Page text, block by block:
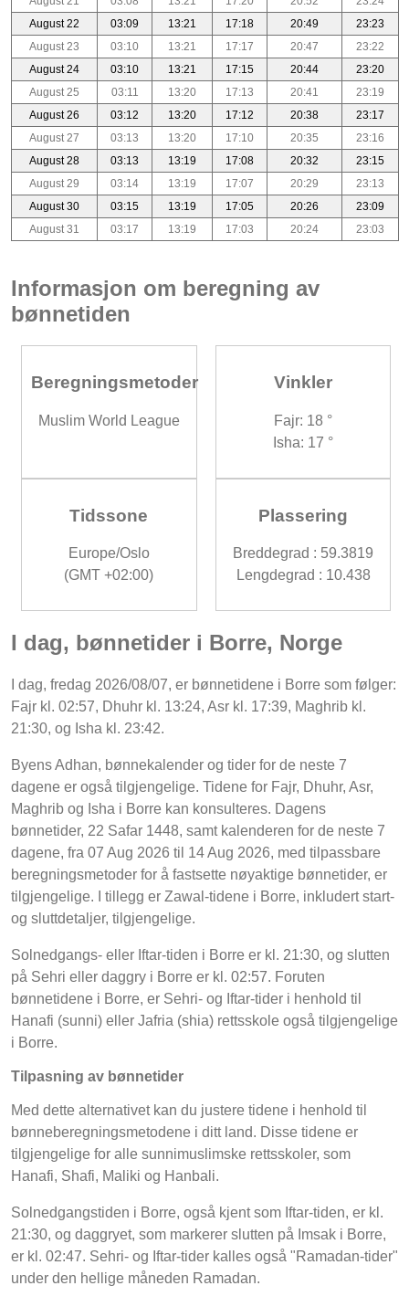
August 22
03:09 13:21 17:18 20:49
23:23
August 23
03:10 13:21 17:17 20:47
23:22
August 24
03:10 13:21 17:15 20:44
23:20
August 25
03:11 13:20 17:13 20:41
23:19
August 26
03:12 13:20 17:12 20:38
23:17
August 27
03:13 13:20 17:10 20:35
23:16
August 28
03:13 13:19 17:08 20:32
23:15
August 29
03:14 13:19 17:07 20:29
23:13
August 30
03:15 13:19 17:05 20:26
23:09
August 31
03:17 13:19 17:03 20:24 23:03
Informasjon om beregning av
bønnetiden
Beregningsmetoder
Muslim World League
Vinkler
Fajr: 18 °
Isha: 17 °
Tidssone
Europe/Oslo
(GMT +02:00)
Plassering
Breddegrad : 59.3819
Lengdegrad : 10.438
I dag, bønnetider i Borre, Norge
I dag, fredag 2026/08/07, er bønnetidene i Borre som følger:
Fajr kl. 02:57, Dhuhr kl. 13:24, Asr kl. 17:39, Maghrib kl.
21:30, og Isha kl. 23:42.
Byens Adhan, bønnekalender og tider for de neste 7
dagene er også tilgjengelige. Tidene for Fajr, Dhuhr, Asr,
Maghrib og Isha i Borre kan konsulteres. Dagens
bønnetider, 22 Safar 1448, samt kalenderen for de neste 7
dagene, fra 07 Aug 2026 til 14 Aug 2026, med tilpassbare
beregningsmetoder for å fastsette nøyaktige bønnetider, er
tilgjengelige. I tillegg er Zawal-tidene i Borre, inkludert start-
og sluttdetaljer, tilgjengelige.
Solnedgangs- eller Iftar-tiden i Borre er kl. 21:30, og slutten
på Sehri eller daggry i Borre er kl. 02:57. Foruten
bønnetidene i Borre, er Sehri- og Iftar-tider i henhold til
Hanafi (sunni) eller Jafria (shia) rettsskole også tilgjengelige
i Borre.
Tilpasning av bønnetider
Med dette alternativet kan du justere tidene i henhold til
bønneberegningsmetodene i ditt land. Disse tidene er
tilgjengelige for alle sunnimuslimske rettsskoler, som
Hanafi, Shafi, Maliki og Hanbali.
Solnedgangstiden i Borre, også kjent som Iftar-tiden, er kl.
21:30, og daggryet, som markerer slutten på Imsak i Borre,
er kl. 02:47. Sehri- og Iftar-tider kalles også "Ramadan-tider"
under den hellige måneden Ramadan.